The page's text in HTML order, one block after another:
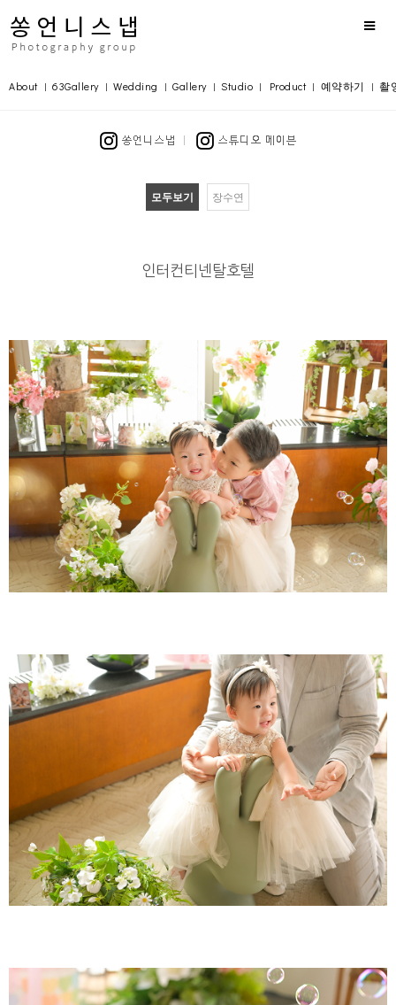
About | 63Gallery | Wedding | Gallery | Studio | Product | 예약하기 | 촬
모두보기 장수연
인터컨티넨탈호텔